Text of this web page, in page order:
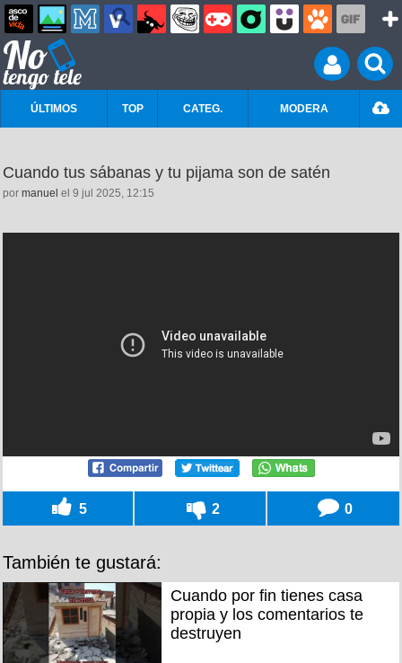
ÚLTIMOS TOP CATEG. MODERA
Cuando tus sábanas y tu pijama son de satén
por manuel el 9 jul 2025, 12:15
5 2 0
También te gustará:
Cuando por fin tienes casa
propia y los comentarios te
destruyen